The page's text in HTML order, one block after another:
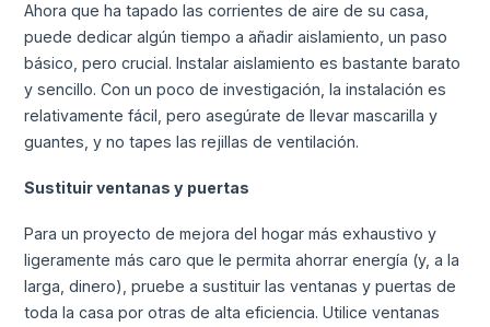
Ahora que ha tapado las corrientes de aire de su casa,
puede dedicar algún tiempo a añadir aislamiento, un paso
básico, pero crucial. Instalar aislamiento es bastante barato
y sencillo. Con un poco de investigación, la instalación es
relativamente fácil, pero asegúrate de llevar mascarilla y
guantes, y no tapes las rejillas de ventilación.
Sustituir ventanas y puertas
Para un proyecto de mejora del hogar más exhaustivo y
ligeramente más caro que le permita ahorrar energía (y, a la
larga, dinero), pruebe a sustituir las ventanas y puertas de
toda la casa por otras de alta eficiencia. Utilice ventanas